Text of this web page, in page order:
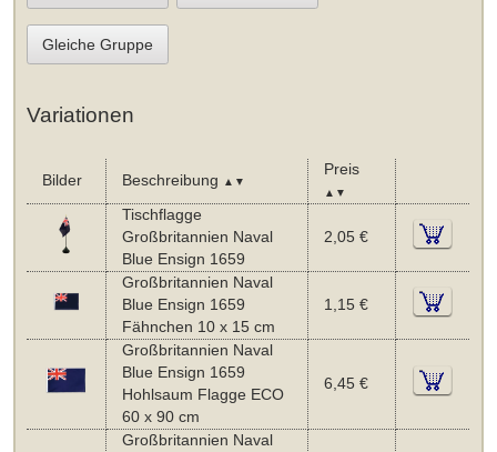
Gleiche Gruppe
Variationen
Bilder Beschreibung ▲▼
Preis
▲▼
Tischflagge
Großbritannien Naval
Blue Ensign 1659
2,05 €
Großbritannien Naval
Blue Ensign 1659
Fähnchen 10 x 15 cm
1,15 €
Großbritannien Naval
Blue Ensign 1659
Hohlsaum Flagge ECO
60 x 90 cm
6,45 €
Großbritannien Naval